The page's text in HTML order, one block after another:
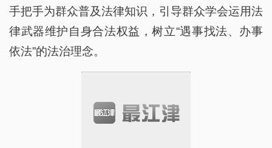
手把手为群众普及法律知识，引导群众学会运用法
律武器维护自身合法权益，树立“遇事找法、办事
依法”的法治理念。
针对当前电信网络诈骗高发频发的态势，镇派